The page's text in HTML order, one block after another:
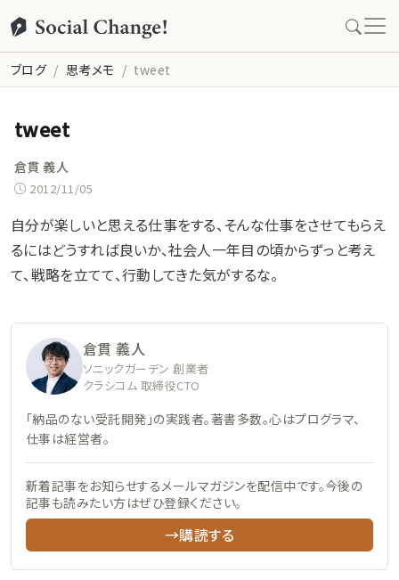
ブログ 思考メモ tweet
tweet
倉貫 義人
2012/11/05
自分が楽しいと思える仕事をする、そんな仕事をさせてもらえ
るにはどうすれば良いか、社会人一年目の頃からずっと考え
て、戦略を立てて、行動してきた気がするな。
倉貫 義人
ソニックガーデン 創業者
クラシコム 取締役CTO
「納品のない受託開発」の実践者。著書多数。心はプログラマ、
仕事は経営者。
新着記事をお知らせするメールマガジンを配信中です。今後の
記事も読みたい方はぜひ登録ください。
→購読する